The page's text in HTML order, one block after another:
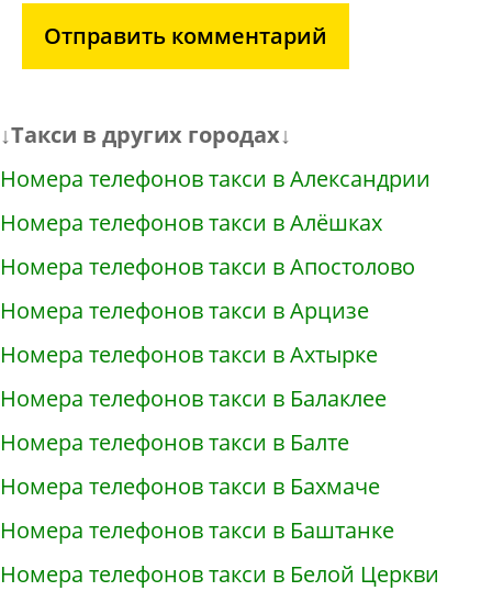
Отправить комментарий
↓Такси в других городах↓
Номера телефонов такси в Александрии
Номера телефонов такси в Алёшках
Номера телефонов такси в Апостолово
Номера телефонов такси в Арцизе
Номера телефонов такси в Ахтырке
Номера телефонов такси в Балаклее
Номера телефонов такси в Балте
Номера телефонов такси в Бахмаче
Номера телефонов такси в Баштанке
Номера телефонов такси в Белой Церкви